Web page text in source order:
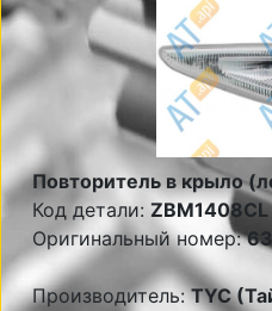
Повторитель в крыло
Код детали: ZBM1408CL
Оригинальный номер:
Производитель:TYC